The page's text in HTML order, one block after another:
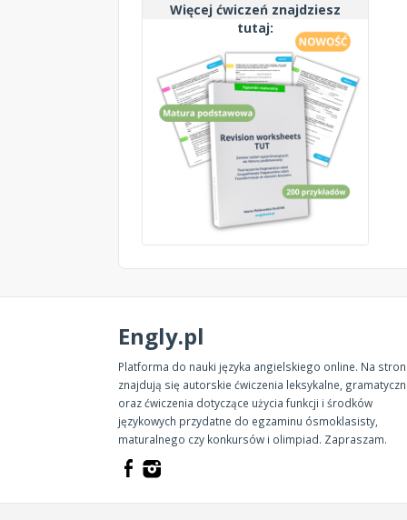
Więcej ćwiczeń znajdziesz
tutaj:
Engly.pl
Platforma do nauki języka angielskiego online. Na
znajdują się autorskie ćwiczenia leksykalne,
oraz ćwiczenia dotyczące użycia funkcji i środków
językowych przydatne do egzaminu ósmoklasisty,
maturalnego czy konkursów i olimpiad. Zapraszam.